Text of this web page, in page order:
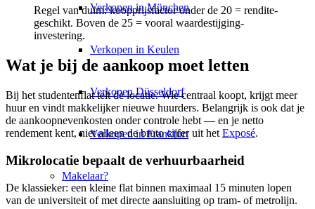
Verkopen in München
Verkopen in Keulen
Verkopen Düsseldorf
Verkopen in Frankfurt
Makelaar?
Regel van duim: koopprijsfactor onder de 20 = rendite-
geschikt. Boven de 25 = vooral waardestijging-
investering.
Wat je bij de aankoop moet letten
Bij het studentenflat telt de locatie. Wie centraal koopt, krijgt meer
huur en vindt makkelijker nieuwe huurders. Belangrijk is ook dat je
de aankoopnevenkosten onder controle hebt — en je netto
rendement kent, niet alleen de bruto cijfer uit het Exposé.
Mikrolocatie bepaalt de verhuurbaarheid
De klassieker: een kleine flat binnen maximaal 15 minuten lopen
van de universiteit of met directe aansluiting op tram- of metrolijn.